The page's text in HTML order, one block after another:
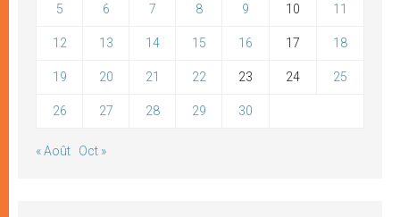
5 6 7 8 9 10 11
12 13 14 15 16 17 18
19 20 21 22 23 24 25
26 27 28 29 30
« Août Oct »